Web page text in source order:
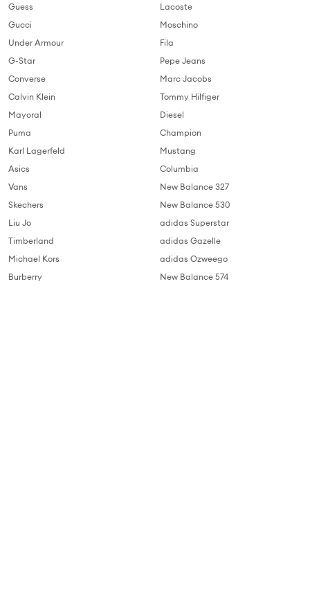
Guess
Gucci
Under Armour
G-Star
Converse
Calvin Klein
Mayoral
Puma
Karl Lagerfeld
Asics
Vans
Skechers
Liu Jo
Timberland
Michael Kors
Burberry
Lacoste
Moschino
Fila
Pepe Jeans
Marc Jacobs
Tommy Hilfiger
Diesel
Champion
Mustang
Columbia
New Balance 327
New Balance 530
adidas Superstar
adidas Gazelle
adidas Ozweego
New Balance 574